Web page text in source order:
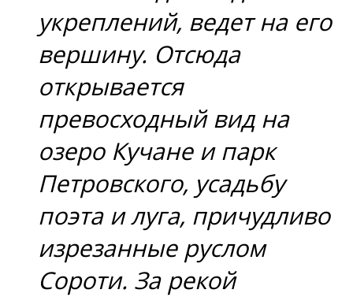
укреплений, ведет на его
вершину. Отсюда
открывается
превосходный вид на
озеро Кучане и парк
Петровского, усадьбу
поэта и луга, причудливо
изрезанные руслом
Сороти. За рекой